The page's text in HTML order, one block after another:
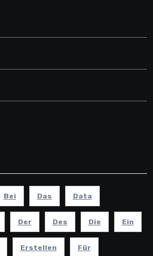
Bei Das Data
Der Des Die Ein
Erstellen Für